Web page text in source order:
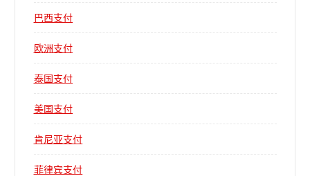
巴西支付
欧洲支付
泰国支付
美国支付
肯尼亚支付
菲律宾支付